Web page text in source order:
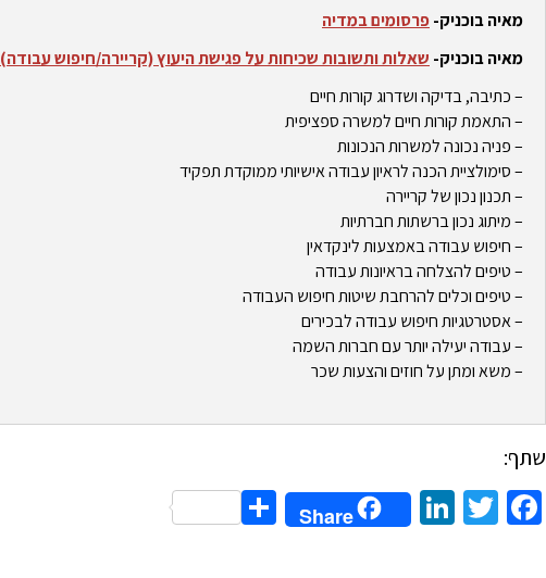
מאיה בוכניק-פרסומים במדיה
מאיה בוכניק- שאלות ותשובות שכיחות על פגישת היעוץ (קריירה/חיפוש עבודה)
– כתיבה, בדיקה ושדרוג קורות חיים
– התאמת קורות חיים למשרה ספציפית
– פניה נכונה למשרות הנכונות
– סימולציית הכנה לראיון עבודה אישיותי ממוקדת תפקיד
– תכנון נכון של קריירה
– מיתוג נכון ברשתות חברתיות
– חיפוש עבודה באמצעות לינקדאין
– טיפים להצלחה בראיונות עבודה
– טיפים וכלים להרחבת שיטות חיפוש העבודה
– אסטרטגיות חיפוש עבודה לבכירים
– עבודה יעילה יותר עם חברות השמה
– משא ומתן על חוזים והצעות שכר
שתף:
Facebook
Twitter
LinkedIn
Share
Share